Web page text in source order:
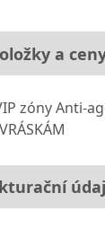
a
zóny Anti-